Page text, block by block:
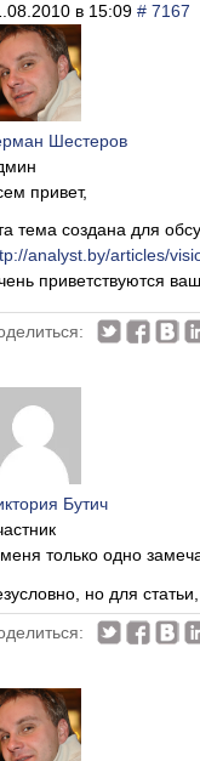
в 15:09 # 7167
Шестеров
привет,
тема создана для
analyst.by/articles/
приветствуются
Бутич
только одно
но для